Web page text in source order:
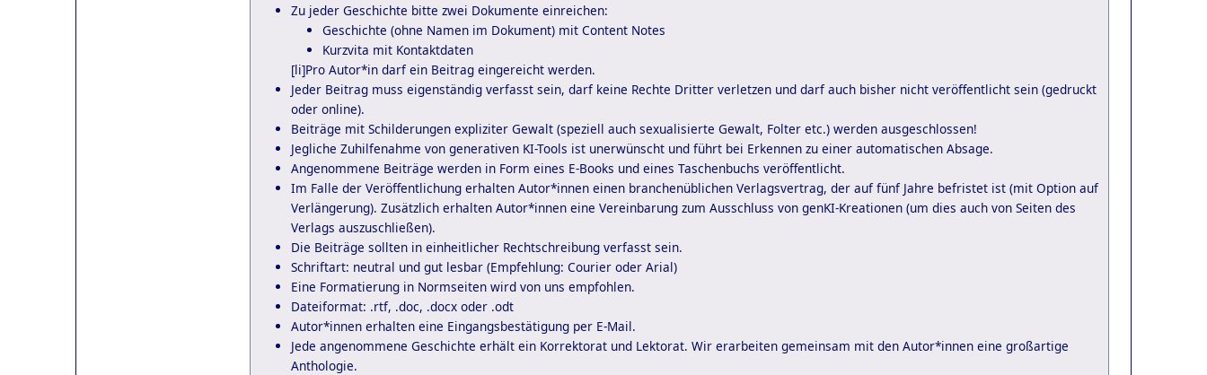
Zu jeder Geschichte bitte zwei Dokumente einreichen:
Geschichte (ohne Namen im Dokument) mit Content Notes
Kurzvita mit Kontaktdaten
[li]Pro Autor*in darf ein Beitrag eingereicht werden.
Jeder Beitrag muss eigenständig verfasst sein, darf keine Rechte Dritter verletzen und darf auch bisher nicht veröffentlicht sein (gedruckt
oder online).
Beiträge mit Schilderungen expliziter Gewalt (speziell auch sexualisierte Gewalt, Folter etc.) werden ausgeschlossen!
Jegliche Zuhilfenahme von generativen KI-Tools ist unerwünscht und führt bei Erkennen zu einer automatischen Absage.
Angenommene Beiträge werden in Form eines E-Books und eines Taschenbuchs veröffentlicht.
Im Falle der Veröffentlichung erhalten Autor*innen einen branchenüblichen Verlagsvertrag, der auf fünf Jahre befristet ist (mit Option auf
Verlängerung). Zusätzlich erhalten Autor*innen eine Vereinbarung zum Ausschluss von genKI-Kreationen (um dies auch von Seiten des
Verlags auszuschließen).
Die Beiträge sollten in einheitlicher Rechtschreibung verfasst sein.
Schriftart: neutral und gut lesbar (Empfehlung: Courier oder Arial)
Eine Formatierung in Normseiten wird von uns empfohlen.
Dateiformat: .rtf, .doc, .docx oder .odt
Autor*innen erhalten eine Eingangsbestätigung per E-Mail.
Jede angenommene Geschichte erhält ein Korrektorat und Lektorat. Wir erarbeiten gemeinsam mit den Autor*innen eine großartige
Anthologie.